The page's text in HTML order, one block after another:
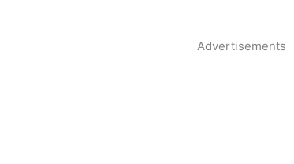
Advertisements